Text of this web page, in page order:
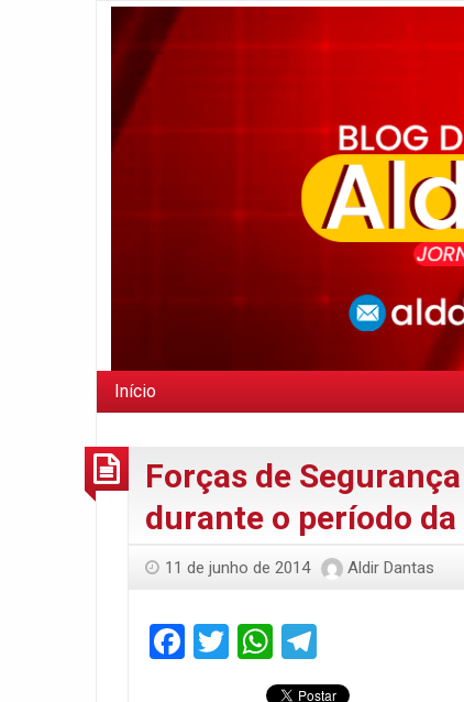
Início
Forças de
durante o período
11 de junho de 2014 Aldir Dantas
Facebook
TwitterWhatsApp